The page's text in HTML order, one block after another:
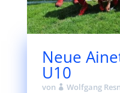
Neue
U10
von Wolfgang